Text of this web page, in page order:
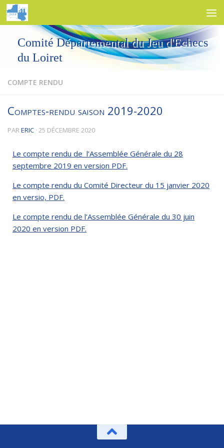
Skip to content
Comité Départemental du Jeu d'Echecs
du Loiret
COMPTE RENDU
Comptes-rendu saison 2019-2020
PARERIC · 25 DÉCEMBRE 2020
Le compte rendu de l’Assemblée Générale du 28
septembre 2019 en version PDF.
Le compte rendu du Comité Directeur du 15 janvier 2020
en versio, PDF.
Le compte rendu de l’Assemblée Générale du 30 juin
2020 en version PDF.